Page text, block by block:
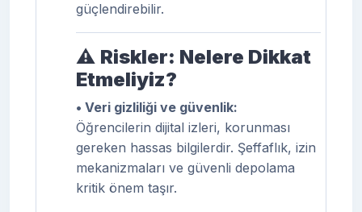
güçlendirebilir.
⚠️ Riskler: Nelere Dikkat
Etmeliyiz?
• Veri gizliliği ve güvenlik:
Öğrencilerin dijital izleri, korunması
gereken hassas bilgilerdir. Şeffaflık, izin
mekanizmaları ve güvenli depolama
kritik önem taşır.